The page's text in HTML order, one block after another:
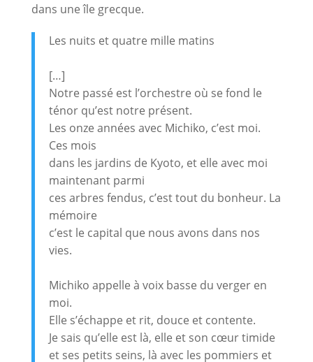
dans une île grecque.
Les nuits et quatre mille matins
[…]
Notre passé est l’orchestre où se fond le
ténor qu’est notre présent.
Les onze années avec Michiko, c’est moi.
Ces mois
dans les jardins de Kyoto, et elle avec moi
maintenant parmi
ces arbres fendus, c’est tout du bonheur. La
mémoire
c’est le capital que nous avons dans nos
vies.
Michiko appelle à voix basse du verger en
moi.
Elle s’échappe et rit, douce et contente.
Je sais qu’elle est là, elle et son cœur timide
et ses petits seins, là avec les pommiers et